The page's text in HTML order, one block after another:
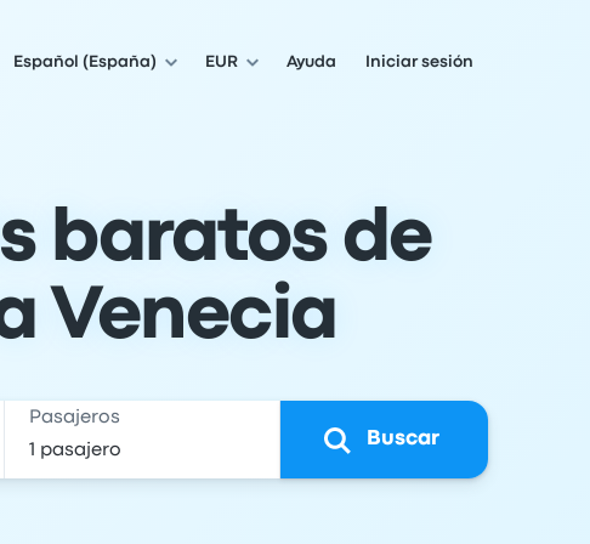
Español (España) EUR Ayuda Iniciar sesión
baratos de
Venecia
Pasajeros
Buscar